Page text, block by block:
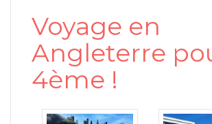
Voyage en
Angleterre
4ème !